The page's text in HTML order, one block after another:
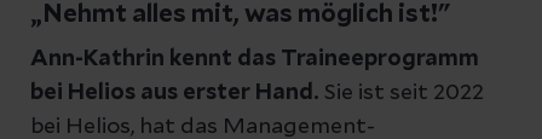
„Nehmt alles mit, was möglich ist!"
Ann-Kathrin kennt das Traineeprogramm
bei Helios aus erster Hand. Sie ist seit 2022
bei Helios, hat das Management-